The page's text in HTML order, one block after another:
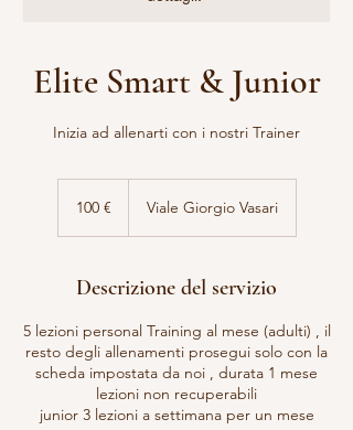
Elite Smart & Junior
Inizia ad allenarti con i nostri Trainer
100 € Viale Giorgio Vasari
Descrizione del servizio
5 lezioni personal Training al mese (adulti) , il
resto degli allenamenti prosegui solo con la
scheda impostata da noi , durata 1 mese
lezioni non recuperabili
junior 3 lezioni a settimana per un mese